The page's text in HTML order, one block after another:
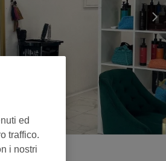
ed
traffico.
i nostri